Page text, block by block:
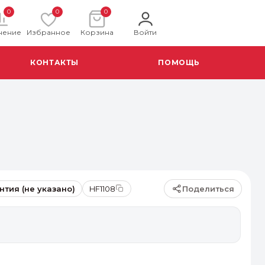
0 0
Избранное
0
Корзина Войти
КОНТАКТЫ ПОМОЩЬ
Поделиться
(не указано) HF1108